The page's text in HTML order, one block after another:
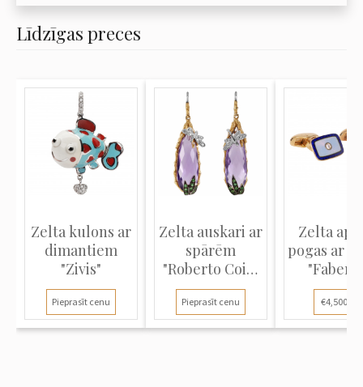
Līdzīgas preces
Zelta kulons ar
dimantiem
"Zivis"
Pieprasīt cenu
Zelta auskari ar
spārēm
"Roberto Coin,
Garden...
Pieprasīt cenu
Zelta
pogas ar
€4,500.00